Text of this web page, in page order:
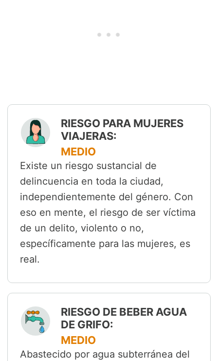
RIESGO PARA MUJERES
VIAJERAS:
MEDIO
Existe un riesgo sustancial de
delincuencia en toda la ciudad,
independientemente del género. Con
eso en mente, el riesgo de ser víctima
de un delito, violento o no,
específicamente para las mujeres, es
real.
RIESGO DE BEBER AGUA
DE GRIFO:
MEDIO
Abastecido por agua subterránea del